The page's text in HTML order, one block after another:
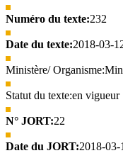
Numéro du texte:232
Date du texte:2018-03-
Ministère/ Organisme:
Statut du texte:en vigueur
N° JORT:22
Date du JORT:2018-03-